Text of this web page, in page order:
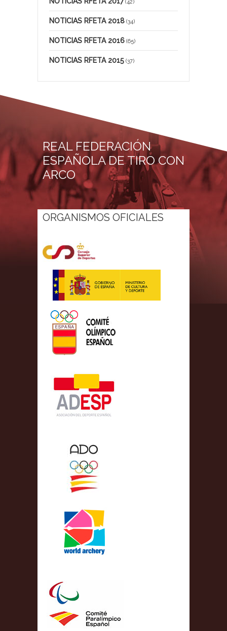
(42)
NOTICIAS RFETA 2018 (34)
NOTICIAS RFETA 2016 (65)
NOTICIAS RFETA 2015 (37)
REAL FEDERACIÓN
ESPAÑOLA DE TIRO CON
ARCO
ORGANISMOS OFICIALES